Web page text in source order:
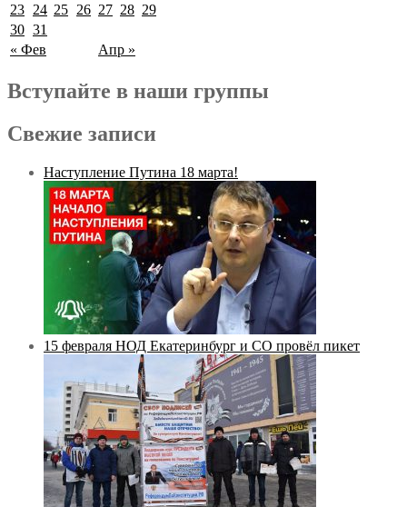
« Фев Апр »
23 24 25 26 27 28 29
30 31
Вступайте в наши группы
Свежие записи
Наступление Путина 18 марта!
15 февраля НОД Екатеринбург и СО провёл пикет